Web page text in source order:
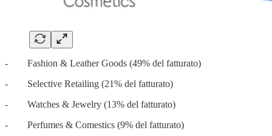
- Fashion & Leather Goods (49% del fatturato)
- Selective Retailing (21% del fatturato)
- Watches & Jewelry (13% del fatturato)
- Perfumes & Comestics (9% del fatturato)